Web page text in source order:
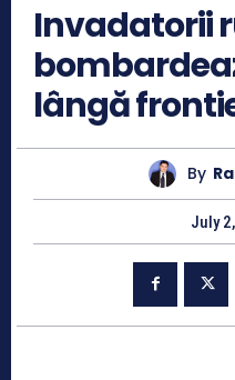
Invadatorii
lângă
By
July